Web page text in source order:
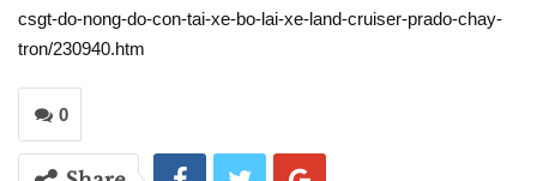
csgt-do-nong-do-con-tai-xe-bo-lai-xe-land-cruiser-prado-chay-
tron/230940.htm
0